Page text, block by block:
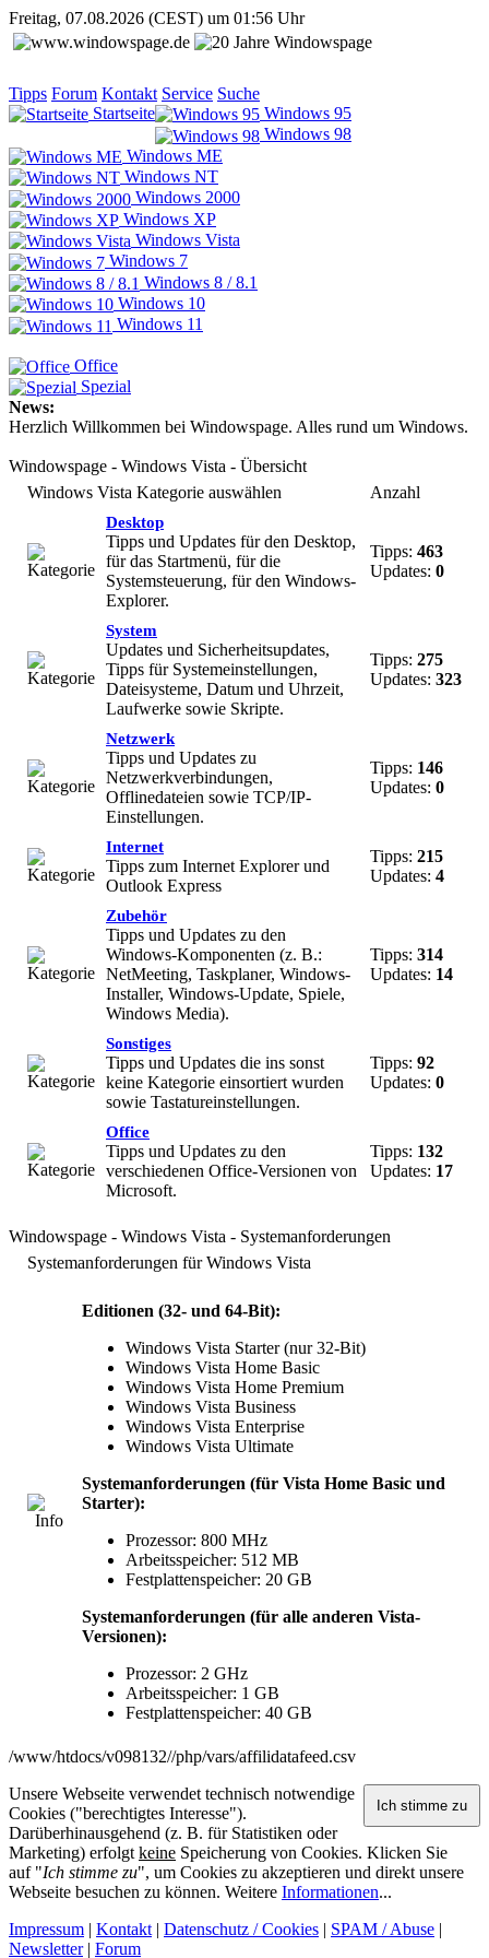
Freitag, 07.08.2026 (CEST) um 01:56 Uhr
Tipps Forum Kontakt Service Suche
Startseite
Windows 95
Windows 98
Windows ME
Windows NT
Windows 2000
Windows XP
Windows Vista
Windows 7
Windows 8 / 8.1
Windows 10
Windows 11
Office
Spezial
News:
Herzlich Willkommen bei Windowspage. Alles rund um Windows.
Windowspage - Windows Vista - Übersicht
Windows Vista Kategorie auswählen
Anzahl
Desktop
Tipps und Updates für den Desktop,
für das Startmenü, für die
Systemsteuerung, für den Windows-
Explorer.
Tipps: 463
Updates: 0
System
Updates und Sicherheitsupdates,
Tipps für Systemeinstellungen,
Dateisysteme, Datum und Uhrzeit,
Laufwerke sowie Skripte.
Tipps: 275
Updates: 323
Netzwerk
Tipps und Updates zu
Netzwerkverbindungen,
Offlinedateien sowie TCP/IP-
Einstellungen.
Tipps: 146
Updates: 0
Internet
Tipps zum Internet Explorer und
Outlook Express
Tipps: 215
Updates: 4
Zubehör
Tipps und Updates zu den
Windows-Komponenten (z. B.:
NetMeeting, Taskplaner, Windows-
Installer, Windows-Update, Spiele,
Windows Media).
Tipps: 314
Updates: 14
Sonstiges
Tipps und Updates die ins sonst
keine Kategorie einsortiert wurden
sowie Tastatureinstellungen.
Tipps: 92
Updates: 0
Office
Tipps und Updates zu den
verschiedenen Office-Versionen von
Microsoft.
Tipps: 132
Updates: 17
Windowspage - Windows Vista - Systemanforderungen
Systemanforderungen für Windows Vista
Editionen (32- und 64-Bit):
Windows Vista Starter (nur 32-Bit)
Windows Vista Home Basic
Windows Vista Home Premium
Windows Vista Business
Windows Vista Enterprise
Windows Vista Ultimate
Systemanforderungen (für Vista Home Basic und
Starter):
Prozessor: 800 MHz
Arbeitsspeicher: 512 MB
Festplattenspeicher: 20 GB
Systemanforderungen (für alle anderen Vista-
Versionen):
Prozessor: 2 GHz
Arbeitsspeicher: 1 GB
Festplattenspeicher: 40 GB
/www/htdocs/v098132//php/vars/affilidatafeed.csv
Unsere Webseite verwendet technisch notwendige
Cookies ("berechtigtes Interesse").
Darüberhinausgehend (z. B. für Statistiken oder
Marketing) erfolgt keine Speicherung von Cookies. Klicken Sie
auf "Ich stimme zu", um Cookies zu akzeptieren und direkt unsere
Webseite besuchen zu können. Weitere Informationen...
Impressum | Kontakt | Datenschutz / Cookies | SPAM / Abuse |
Newsletter| Forum